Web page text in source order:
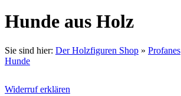
Hunde aus Holz
Sie sind hier: Der Holzfiguren Shop » Profanes
Hunde
Widerruf erklären